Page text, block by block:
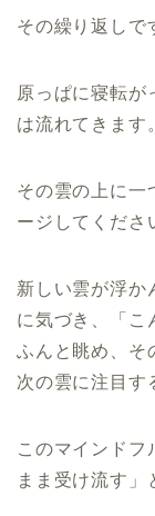
その繰り返しで
原っぱに寝転が
は流れてきます。
その雲の上に一
ージしてくださ
新しい雲が浮か
に気づき、「こ
ふんと眺め、そ
次の雲に注目す
このマインドフ
まま受け流す」